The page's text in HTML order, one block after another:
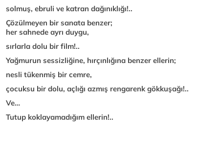
solmuş, ebruli ve katran dağınıklığı!..
Çözülmeyen bir sanata benzer;
her sahnede ayrı duygu,
sırlarla dolu bir film!..
Yağmurun sessizliğine, hırçınlığına benzer ellerin;
nesli tükenmiş bir cemre,
çocuksu bir dolu, açlığı azmış rengarenk gökkuşağı!..
Ve…
Tutup koklayamadığım ellerin!..